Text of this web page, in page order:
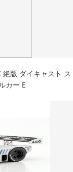
版 ダイキャスト ス
カー E